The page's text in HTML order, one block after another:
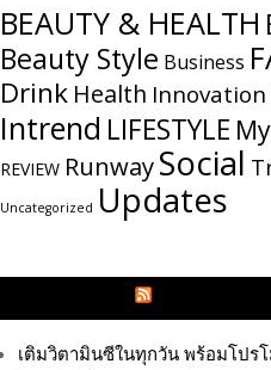
BEAUTY & HEALTH
Beauty Style Business
Drink Health Innovation
Intrend LIFESTYLE
REVIEW RunwaySocial
Uncategorized Updates
เติมวิตามินซีในทุกวัน พร้อมโปร